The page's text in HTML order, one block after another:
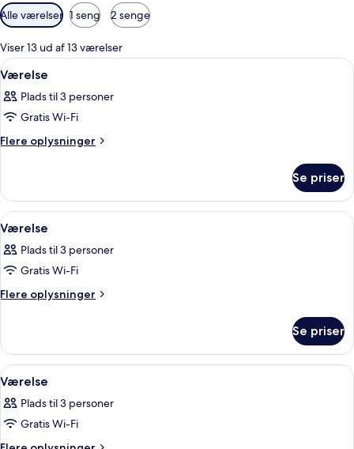
Tilgængelige
filtre
for
værelser
Alle værelser 1 seng 2 senge
Viser 13 ud af 13 værelser
Indlæs
alle
billeder
af
Værelse
Et hotelværelse med en stor seng,
7
Værelse
Plads til 3 personer
Gratis Wi-Fi
Flere oplysninger
Flere
Se priser
Indlæs
alle
billeder
af
Værelse
Et hotelværelse med sofa, et lille
3
Værelse
Plads til 3 personer
Gratis Wi-Fi
Flere oplysninger
Flere
Se priser
Indlæs
alle
billeder
af
Værelse
Et hotelværelse med en stor seng,
3
Værelse
Plads til 3 personer
Gratis Wi-Fi